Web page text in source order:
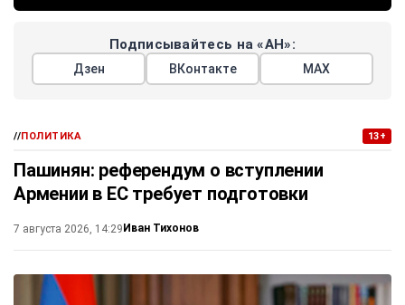
Подписывайтесь на «АН»:
Дзен ВКонтакте МАХ
//ПОЛИТИКА 13+
Пашинян: референдум о вступлении
Армении в ЕС требует подготовки
7 августа 2026, 14:29 Иван Тихонов